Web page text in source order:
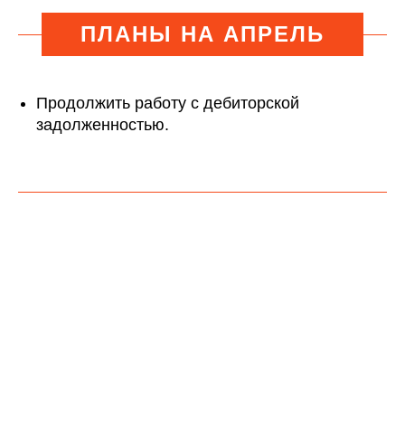
ПЛАНЫ НА АПРЕЛЬ
Продолжить работу с дебиторской
задолженностью.